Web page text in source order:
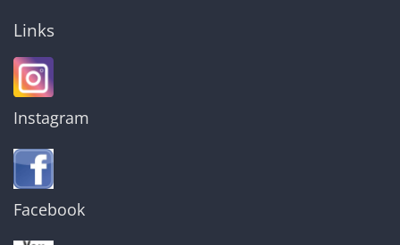
Links
Instagram
Facebook